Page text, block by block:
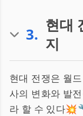
3. 현대
지
현대 전쟁은 월
사의 변화와 발
라 할 수 있다